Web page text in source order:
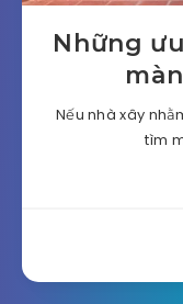
Những
Nếu nhà xây
tìm